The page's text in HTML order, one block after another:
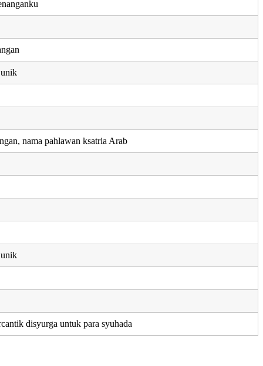
nama pahlawan ksatria Arab
disyurga untuk para syuhada